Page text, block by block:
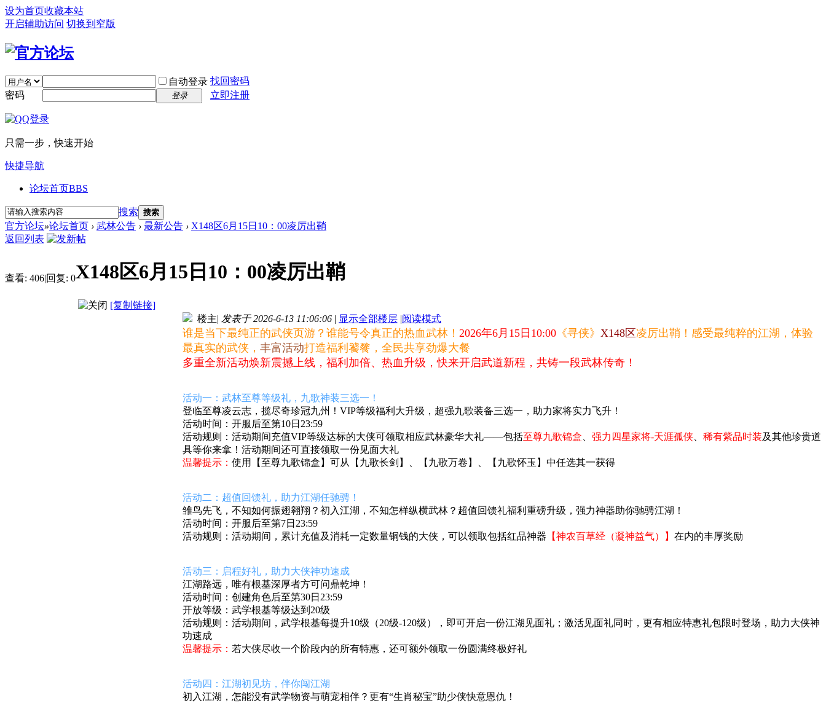
设为首页收藏本站
开启辅助访问 切换到窄版
自动登录 找回密码
密码
登录 立即注册
只需一步，快速开始
快捷导航
论坛首页BBS
搜索 搜索
官方论坛»论坛首页 › 武林公告 › 最新公告 › X148区6月15日10：00凌厉出鞘
返回列表
查看: 406|回复: 0X148区6月15日10：00凌厉出鞘
[复制链接]
楼主| 发表于 2026-6-13 11:06:06 | 显示全部楼层 |阅读模式
谁是当下最纯正的武侠页游？谁能号令真正的热血武林！ 2026年6月15日10:00 《寻侠》 X148区凌厉出鞘！感受最纯粹的江湖， 体验
最真实的武侠， 丰富活动打造福利饕餮，全民共享劲爆大餐
多重全新活动焕新震撼上线， 福利加倍、热血升级，快来开启武道新程，共铸一段武林传奇！
活动一：武林至尊等级礼，九歌神装三选一 ！
登临至尊凌云志，揽尽奇珍冠九州！VIP等级福利大升级，超强九歌装备三选一，助力家将实力飞升！
活动时间：开服后至第10日23:59
活动规则：活动期间充值VIP等级达标的大侠可领取相应武林豪华大礼——包括至尊九歌锦盒 强力四星家将-天涯孤侠 稀有紫品时装及其他珍贵道
具等你来拿！活动期间还可直接领取一份见面大礼
温馨提示： 使用【至尊九歌锦盒】可从 【九歌长剑】、【九歌万卷】、【九歌怀玉】中任选其一获得
活动二：超值回馈礼，助力江湖任驰骋！
雏鸟先飞，不知如何振翅翱翔？初入江湖，不知怎样纵横武林？超值回馈礼福利重磅升级，强力神器助你驰骋江湖！
活动时间：开服后至第7日23:59
活动规则：活动期间，累计充值及消耗一定数量铜钱的大侠，可以领取包括红品神器 【神农百草经（凝神益气）】 在内的丰厚奖励
活动三：启程好礼，助力大侠神功速成
江湖路远，唯有根基深厚者方可问鼎乾坤！
活动时间： 创建角色后至第30日23:59
开放等级：武学根基等级达到20级
活动规则：活动期间， 武学根基每提升10级（20级-120级），即可开启一份江湖见面礼； 激活见面礼同时，更有相应特惠礼包限时登场，助力大侠神
功速成
温馨提示： 若大侠尽收一个阶段内的所有特惠，还可额外领取一份圆满终极好礼
活动四：江湖初见坊，伴你闯江湖
初入江湖，怎能没有武学物资与萌宠相伴？更有“生肖秘宝”助少侠快意恩仇！